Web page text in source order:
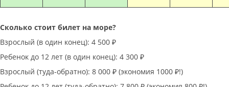
Сколько стоит билет на море?
Взрослый (в один конец): 4 500 ₽
Ребенок до 12 лет (в один конец): 4 300 ₽
Взрослый (туда-обратно): 8 000 ₽ (экономия 1000 ₽!)